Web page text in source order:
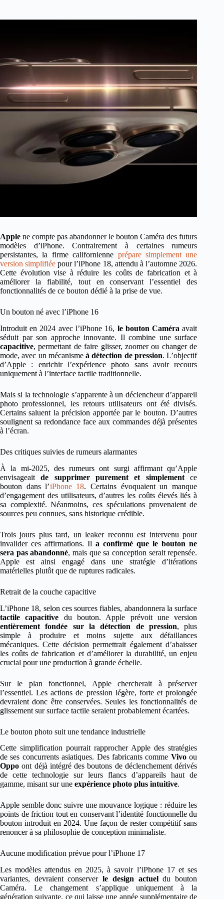
Apple ne compte pas abandonner le bouton Caméra des futurs
modèles d’iPhone. Contrairement à certaines rumeurs
persistantes, la firme californienne prépare simplement une
version simplifiée pour l’iPhone 18, attendu à l’automne 2026.
Cette évolution vise à réduire les coûts de fabrication et à
améliorer la fiabilité, tout en conservant l’essentiel des
fonctionnalités de ce bouton dédié à la prise de vue.
Un bouton né avec l’iPhone 16
Introduit en 2024 avec l’iPhone 16, le bouton Caméra avait
séduit par son approche innovante. Il combine une surface
capacitive, permettant de faire glisser, zoomer ou changer de
mode, avec un mécanismeà détection de pression. L’objectif
d’Apple : enrichir l’expérience photo sans avoir recours
uniquement à l’interface tactile traditionnelle.
Mais si la technologie s’apparente à un déclencheur d’appareil
photo professionnel, les retours utilisateurs ont été divisés.
Certains saluent la précision apportée par le bouton. D’autres
soulignent sa redondance face aux commandes déjà présentes
à l’écran.
Des critiques suivies de rumeurs alarmantes
À la mi-2025, des rumeurs ont surgi affirmant qu’Apple
envisageaitde supprimer purement et simplementce
bouton dans l’iPhone 18. Certains évoquaient un manque
d’engagement des utilisateurs, d’autres les coûts élevés liés à
sa complexité. Néanmoins, ces spéculations provenaient de
sources peu connues, sans historique crédible.
Trois jours plus tard, un leaker reconnu est intervenu pour
invalider ces affirmations. Ila confirmé que le bouton ne
sera pas abandonné, mais que sa conception serait repensée.
Apple est ainsi engagé dans une stratégie d’itérations
matérielles plutôt que de ruptures radicales.
Retrait de la couche capacitive
L’iPhone 18, selon ces sources fiables, abandonnera la surface
tactile capacitive du bouton. Apple prévoit une version
entièrement fondée sur la détection de pression, plus
simple à produire et moins sujette aux défaillances
mécaniques. Cette décision permettrait également d’abaisser
les coûts de fabrication et d’améliorer la durabilité, un enjeu
crucial pour une production à grande échelle.
Sur le plan fonctionnel, Apple chercherait à préserver
l’essentiel. Les actions de pression légère, forte et prolongée
devraient donc être conservées. Seules les fonctionnalités de
glissement sur surface tactile seraient probablement écartées.
Le bouton photo suit une tendance industrielle
Cette simplification pourrait rapprocher Apple des stratégies
de ses concurrents asiatiques. Des fabricants comme Vivoou
Oppo ont déjà intégré des boutons de déclenchement dérivés
de cette technologie sur leurs flancs d’appareils haut de
gamme, misant sur une expérience photo plus intuitive.
Apple semble donc suivre une mouvance logique : réduire les
points de friction tout en conservant l’identité fonctionnelle du
bouton introduit en 2024. Une façon de rester compétitif sans
renoncer à sa philosophie de conception minimaliste.
Aucune modification prévue pour l’iPhone 17
Les modèles attendus en 2025, à savoir l’iPhone 17 et ses
variantes, devraient conserverle design actueldu bouton
Caméra. Le changement s’applique uniquement à la
génération suivante, ce qui laisse une année supplémentaire de